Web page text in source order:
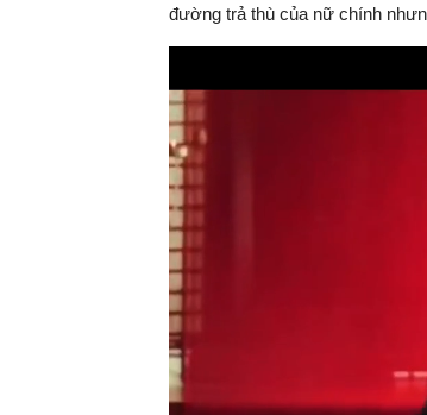
đường trả thù của nữ chính